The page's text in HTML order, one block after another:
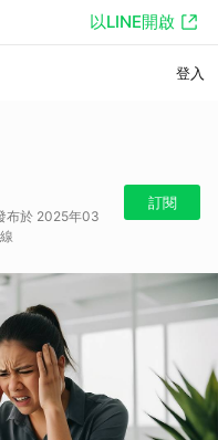
以LINE開啟
登入
布於 2025年03
訂閱